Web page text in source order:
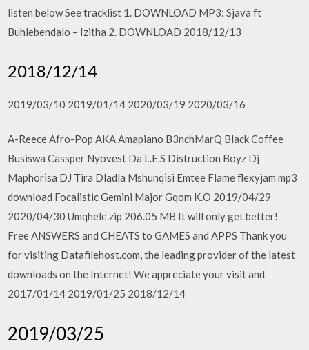
listen below See tracklist 1. DOWNLOAD MP3: Sjava ft
Buhlebendalo – Izitha 2. DOWNLOAD 2018/12/13
2018/12/14
2019/03/10 2019/01/14 2020/03/19 2020/03/16
A-Reece Afro-Pop AKA Amapiano B3nchMarQ Black Coffee
Busiswa Cassper Nyovest Da L.E.S Distruction Boyz Dj
Maphorisa DJ Tira Dladla Mshunqisi Emtee Flame flexyjam mp3
download Focalistic Gemini Major Gqom K.O 2019/04/29
2020/04/30 Umqhele.zip 206.05 MB It will only get better!
Free ANSWERS and CHEATS to GAMES and APPS Thank you
for visiting Datafilehost.com, the leading provider of the latest
downloads on the Internet! We appreciate your visit and
2017/01/14 2019/01/25 2018/12/14
2019/03/25